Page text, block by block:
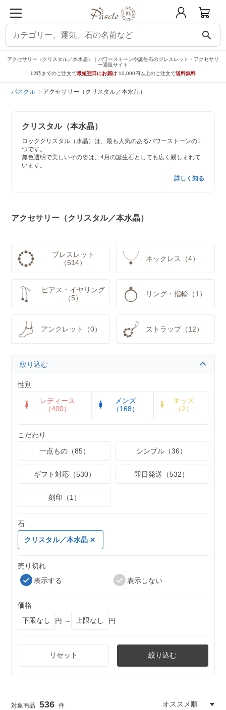
search
アクセサリー（クリスタル／本水晶）｜パワーストーンや誕生石のブレスレット・アクセサリ
ー通販サイト
12時までのご注文で最短翌日にお届け 10,000円以上のご注文で送料無料
パスクル アクセサリー（クリスタル／本水晶）
クリスタル（本水晶）
ロッククリスタル（水晶）は、最も人気のあるパワーストーンの1
つです。
無色透明で美しいその姿は、4月の誕生石としても広く親しまれて
います。
詳しく知る
アクセサリー（クリスタル／本水晶）
ブレスレット
（514）
ネックレス（4）
ピアス・イヤリング
（5）
リング・指輪（1）
アンクレット（0） ストラップ（12）
絞り込む
性別
レディース
（400）
メンズ
（168）
キッズ
（2）
こだわり
一点もの（85）
シンプル（36）
ギフト対応（530） 即日発送（532）
刻印（1）
石
クリスタル／本水晶
売り切れ
表示する
表示しない
価格
円 ～
円
リセット 絞り込む
536